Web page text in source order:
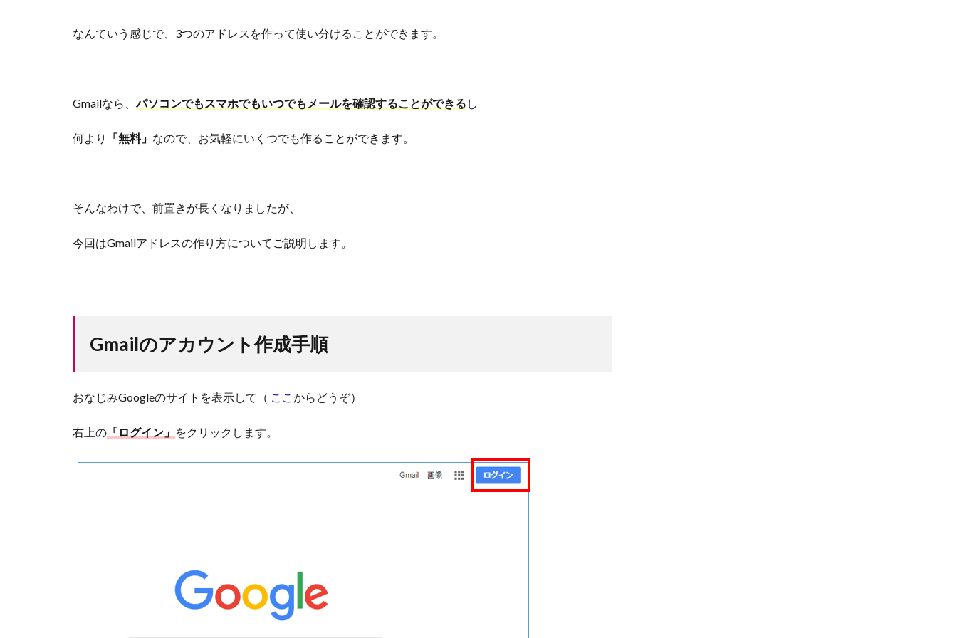
なんていう感じで、3つのアドレスを作って使い分けることができます。
Gmailなら、パソコンでもスマホでもいつでもメールを確認することができる し
何より 「無料」 なので、お気軽にいくつでも作ることができます。
そんなわけで、前置きが長くなりましたが、
今回はGmailアドレスの作り方についてご説明します。
Gmailのアカウント作成手順
おなじみGoogleのサイトを表示して（ ここ からどうぞ）
右上の 「ログイン」 をクリックします。